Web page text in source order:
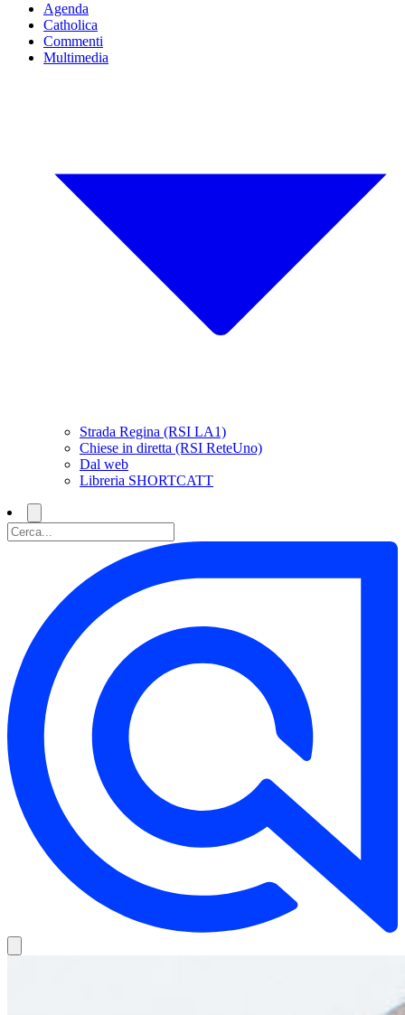
Agenda
Catholica
Commenti
Multimedia
Strada Regina (RSI LA1)
Chiese in diretta (RSI ReteUno)
Dal web
Libreria SHORTCATT